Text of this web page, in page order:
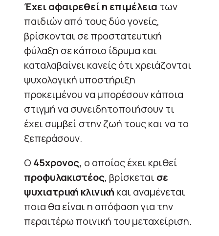
Έχει αφαιρεθεί η επιμέλεια των
παιδιών από τους δύο γονείς,
βρίσκονται σε προστατευτική
φύλαξη σε κάποιο ίδρυμα και
καταλαβαίνει κανείς ότι χρειάζονται
ψυχολογική υποστήριξη
προκειμένου να μπορέσουν κάποια
στιγμή να συνειδητοποιήσουν τι
έχει συμβεί στην ζωή τους και να το
ξεπεράσουν.
Ο 45χρονος, ο οποίος έχει κριθεί
προφυλακιστέος, βρίσκεται σε
ψυχιατρική κλινική και αναμένεται
ποια θα είναι η απόφαση για την
περαιτέρω ποινική του μεταχείριση.